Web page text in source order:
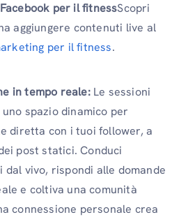
per il fitnessScopri
aggiungere contenuti live al
per il fitness.
in tempo reale:Le sessioni
spazio dinamico per
diretta con i tuoi follower, a
post statici. Conduci
dal vivo, rispondi alle domande
e coltiva una comunità
connessione personale crea